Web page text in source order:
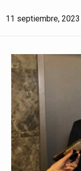
11 septiembre, 2023